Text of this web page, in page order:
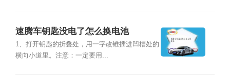
速腾车钥匙没电了怎么换电池
1、打开钥匙的折叠处，用一字改锥插进凹槽处的
横向小道里。注意：一定要用...